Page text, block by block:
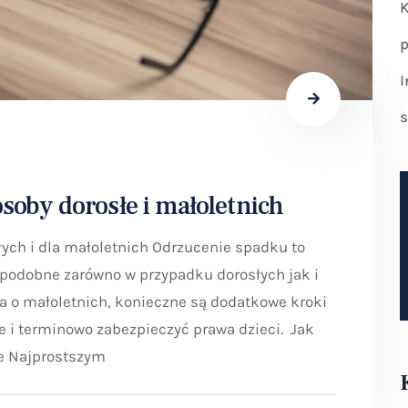
dorosłe i małoletnich
i dla małoletnich Odrzucenie spadku to
zarówno w przypadku dorosłych jak i
o małoletnich, konieczne są dodatkowe kroki
terminowo zabezpieczyć prawa dzieci. Jak
Najprostszym